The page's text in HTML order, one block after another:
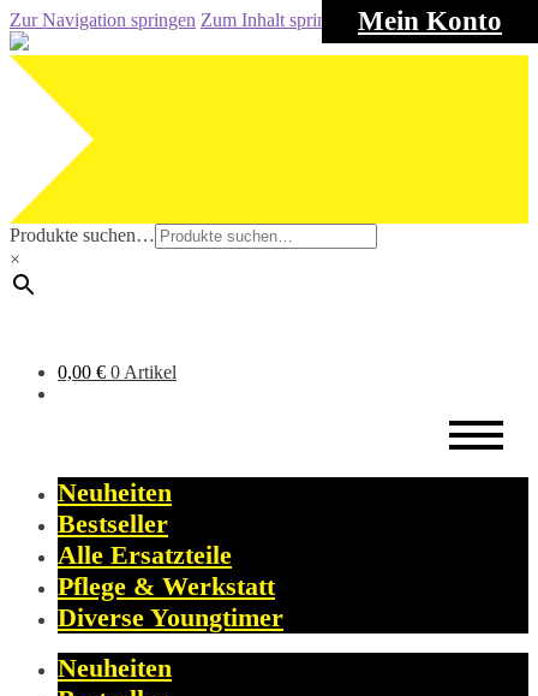
Mein Konto
Zur Navigation springen Zum Inhalt springen
Produkte suchen…
×
0,00 € 0 Artikel
Neuheiten
Bestseller
Alle Ersatzteile
Pflege & Werkstatt
Diverse Youngtimer
Neuheiten